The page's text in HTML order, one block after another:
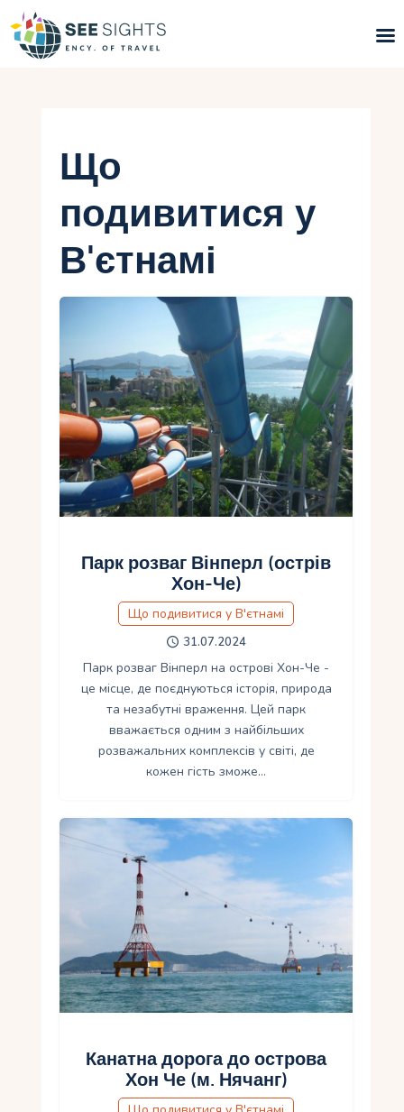
Гарячі тури
Типи Турів
Країни
Інфо
Контакти
Укр
Що
подивитися у
В'єтнамі
Парк розваг Вінперл (острів
Хон-Че)
Що подивитися у В'єтнамі
31.07.2024
Парк розваг Вінперл на острові Хон-Че -
це місце, де поєднуються історія, природа
та незабутні враження. Цей парк
вважається одним з найбільших
розважальних комплексів у світі, де
кожен гість зможе…
Канатна дорога до острова
Хон Че (м. Нячанг)